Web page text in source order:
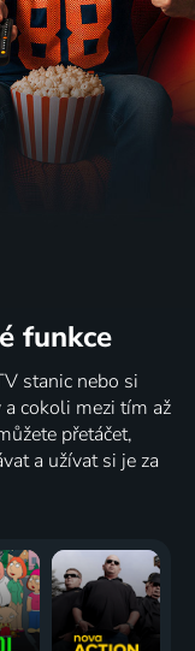
funkce
stanic nebo si
cokoli mezi tím až
přetáčet,
a užívat si je za